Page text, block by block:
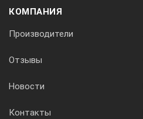
КОМПАНИЯ
Производители
Отзывы
Новости
Контакты